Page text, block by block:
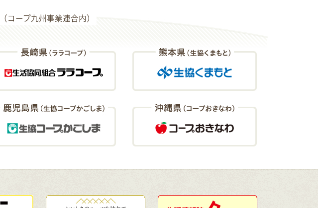
（コープ九州事業連合内）